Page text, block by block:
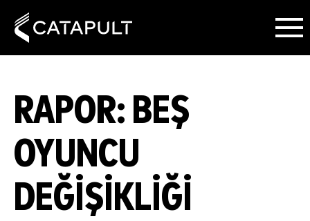
RAPOR: BEŞ
OYUNCU
DEĞIŞIKLIĞI